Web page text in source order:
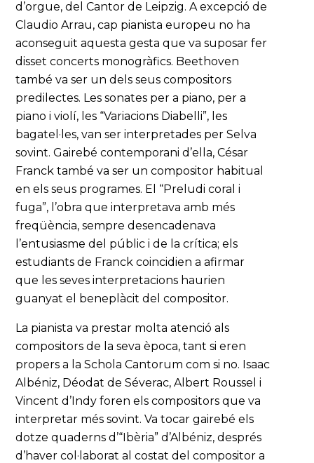
d’orgue, del Cantor de Leipzig. A excepció de
Claudio Arrau, cap pianista europeu no ha
aconseguit aquesta gesta que va suposar fer
disset concerts monogràfics. Beethoven
també va ser un dels seus compositors
predilectes. Les sonates per a piano, per a
piano i violí, les “Variacions Diabelli”, les
bagatel·les, van ser interpretades per Selva
sovint. Gairebé contemporani d’ella, César
Franck també va ser un compositor habitual
en els seus programes. El “Preludi coral i
fuga”, l’obra que interpretava amb més
freqüència, sempre desencadenava
l’entusiasme del públic i de la crítica; els
estudiants de Franck coincidien a afirmar
que les seves interpretacions haurien
guanyat el beneplàcit del compositor.
La pianista va prestar molta atenció als
compositors de la seva època, tant si eren
propers a la Schola Cantorum com si no. Isaac
Albéniz, Déodat de Séverac, Albert Roussel i
Vincent d’Indy foren els compositors que va
interpretar més sovint. Va tocar gairebé els
dotze quaderns d’“Ibèria” d’Albéniz, després
d’haver col·laborat al costat del compositor a